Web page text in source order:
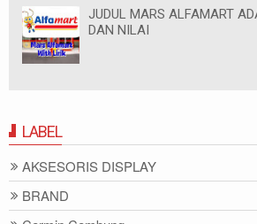
JUDUL MARS ALFAMART
DAN NILAI
LABEL
AKSESORIS DISPLAY
BRAND